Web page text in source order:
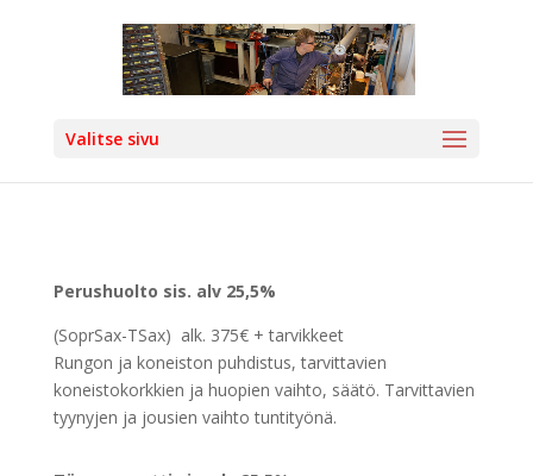
Valitse sivu
Perushuolto sis. alv 25,5%
(SoprSax-TSax) alk. 375€ + tarvikkeet
Rungon ja koneiston puhdistus, tarvittavien
koneistokorkkien ja huopien vaihto, säätö. Tarvittavien
tyynyjen ja jousien vaihto tuntityönä.